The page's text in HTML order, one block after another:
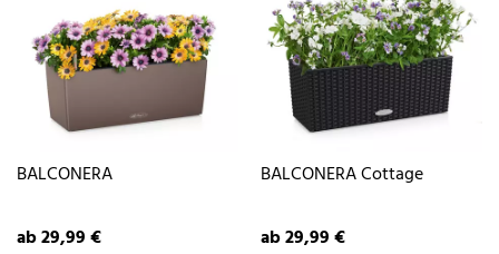
BALCONERA
ab 29,99 €
BALCONERA Cottage
ab 29,99 €